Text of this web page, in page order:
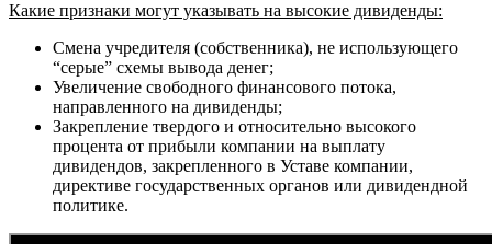
Какие признаки могут указывать на высокие дивиденды:
Смена учредителя (собственника), не использующего
“серые” схемы вывода денег;
Увеличение свободного финансового потока,
направленного на дивиденды;
Закрепление твердого и относительно высокого
процента от прибыли компании на выплату
дивидендов, закрепленного в Уставе компании,
директиве государственных органов или дивидендной
политике.